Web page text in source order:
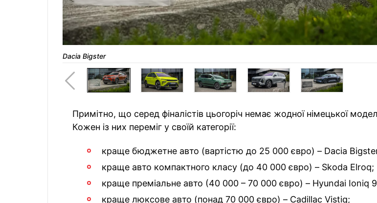
Dacia Bigster
Примітно, що серед фіналістів цьогоріч немає жодної німецької
Кожен із них переміг у своїй категорії:
краще бюджетне авто (вартістю до 25 000 євро) – Dacia
краще авто компактного класу (до 40 000 євро) – Skoda Elroq;
краще преміальне авто (40 000 – 70 000 євро) – Hyundai Ioniq
краще люксове авто (понад 70 000 євро) – Cadillac Vistiq;